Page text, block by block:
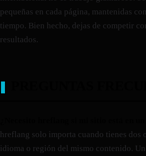
pequeñas en cada página, mantenidas
tiempo. Bien hecho, dejas de competir
resultados.
hreflang solo importa cuando tienes dos
idioma o región del mismo contenido.